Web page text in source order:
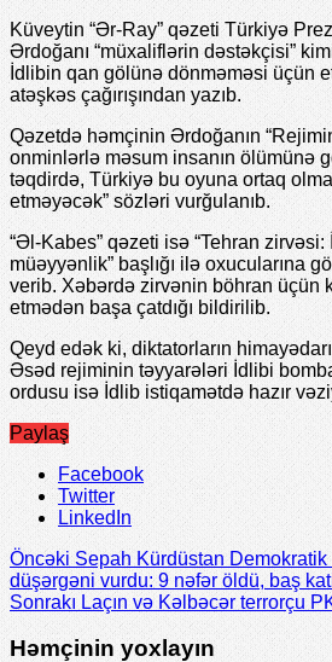
Küveytin “Ər-Ray” qəzeti Türkiyə
Ərdoğanı “müxaliflərin dəstəkçisi”
İdlibin qan gölünə dönməməsi üçün
atəşkəs çağırışından yazıb.
Qəzetdə həmçinin Ərdoğanın
onminlərlə məsum insanın ölümünə
təqdirdə, Türkiyə bu oyuna ortaq
etməyəcək” sözləri vurğulanıb.
“Əl-Kabes” qəzeti isə “Tehran
müəyyənlik” başlığı ilə oxucularına
verib. Xəbərdə zirvənin böhran üçün
etmədən başa çatdığı bildirilib.
Qeyd edək ki, diktatorların
Əsəd rejiminin təyyarələri İdlibi
ordusu isə İdlib istiqamətdə hazır
Paylaş
Facebook
Twitter
LinkedIn
ÖncəkiSepah Kürdüstan Demokratik
düşərgəni vurdu: 9 nəfər öldü, baş
Sonrakı Laçın və Kəlbəcər terrorçu
Həmçinin yoxlayın